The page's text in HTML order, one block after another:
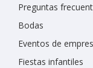
Preguntas
Bodas
Eventos de
Fiestas infantiles